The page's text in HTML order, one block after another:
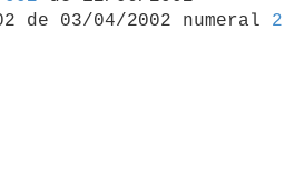
de 03/04/2002 numeral 2